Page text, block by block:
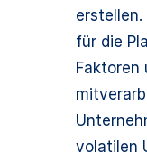
für die
Faktoren
volatilen